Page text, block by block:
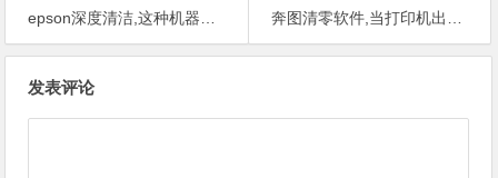
epson深度清洁,这种机器是全国维修店可以修吗？
奔图清零软件,当打印机出现这种情况，我们要怎么样处理？
发表评论